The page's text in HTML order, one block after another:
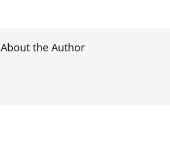
About the Author